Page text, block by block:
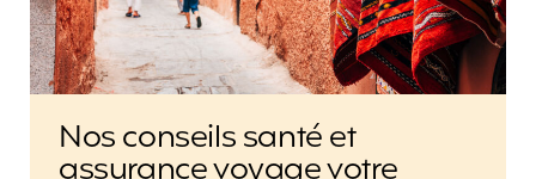
Nos conseils santé et